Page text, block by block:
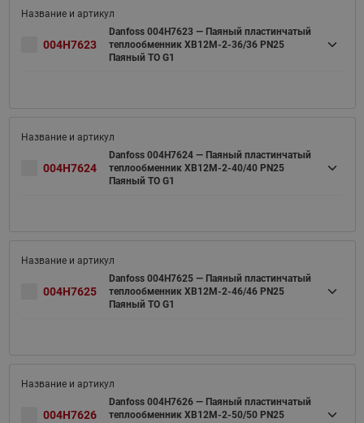
004H7623
Danfoss 004H7623 — Паяный пластинчатый
теплообменник XB12M-2-36/36 PN25
Паяный ТО G1
004H7624
Danfoss 004H7624 — Паяный пластинчатый
теплообменник XB12M-2-40/40 PN25
Паяный ТО G1
004H7625
Danfoss 004H7625 — Паяный пластинчатый
теплообменник XB12M-2-46/46 PN25
Паяный ТО G1
004H7626
Danfoss 004H7626 — Паяный пластинчатый
теплообменник XB12M-2-50/50 PN25